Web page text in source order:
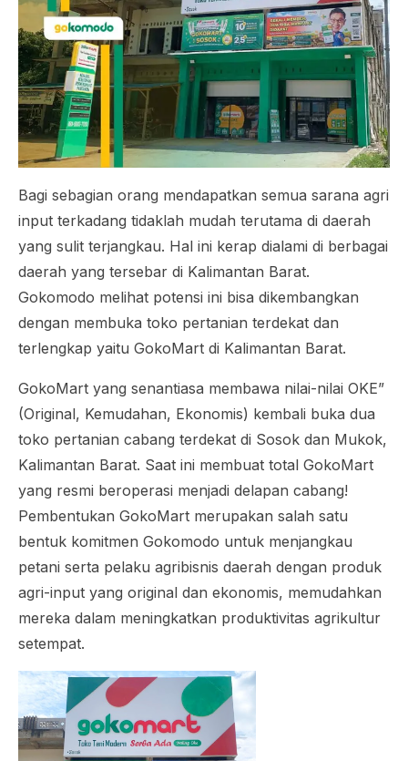
Bagi sebagian orang mendapatkan semua sarana agri
input terkadang tidaklah mudah terutama di daerah
yang sulit terjangkau. Hal ini kerap dialami di berbagai
daerah yang tersebar di Kalimantan Barat.
Gokomodo melihat potensi ini bisa dikembangkan
dengan membuka toko pertanian terdekat dan
terlengkap yaitu GokoMart di Kalimantan Barat.
GokoMart yang senantiasa membawa nilai-nilai OKE”
(Original, Kemudahan, Ekonomis) kembali buka dua
toko pertanian cabang terdekat di Sosok dan Mukok,
Kalimantan Barat. Saat ini membuat total GokoMart
yang resmi beroperasi menjadi delapan cabang!
Pembentukan GokoMart merupakan salah satu
bentuk komitmen Gokomodo untuk menjangkau
petani serta pelaku agribisnis daerah dengan produk
agri-input yang original dan ekonomis, memudahkan
mereka dalam meningkatkan produktivitas agrikultur
setempat.